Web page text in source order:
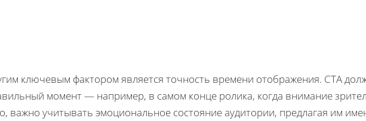
ключевым фактором является точность времени отображения. CTA
момент — например, в самом конце ролика, когда внимание
важно учитывать эмоциональное состояние аудитории, предлагая им